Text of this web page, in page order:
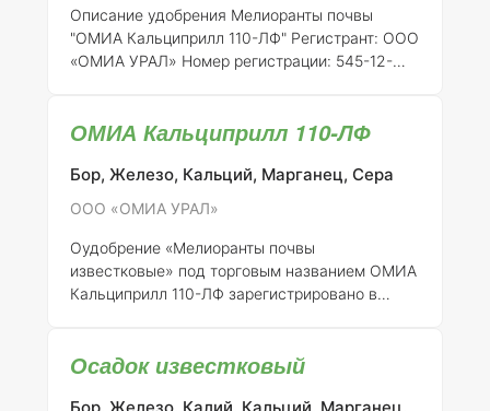
Описание удобрения Мелиоранты почвы
"ОМИА Кальциприлл 110-ЛФ" Регистрант: ООО
«ОМИА УРАЛ» Номер регистрации: 545-12-
удобрение, предназначенное для улучшения
для повышения ее плодородия. Это удобрение
помогает нейтрализовать кислотность почвы,
содержание питательных веществ,
необходимых для роста растений.Состав
элементов и концентрация:Удобрение "ОМИА
ОМИА Кальциприлл 110-ЛФ
Бор, Железо, Кальций, Марганец, Сера
ООО «ОМИА УРАЛ»
Оудобрение «Мелиоранты почвы
известковые» под торговым названием ОМИА
Кальциприлл 110-ЛФ зарегистрировано в
Данное удобрение представляет собой
Осадок известковый